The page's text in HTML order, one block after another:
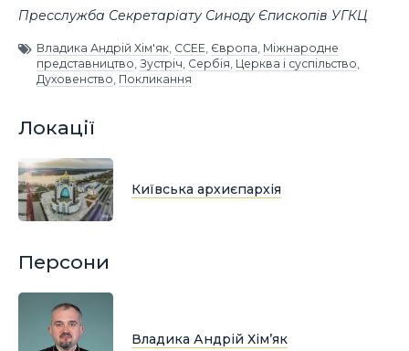
Пресслужба Секретаріату Синоду Єпископів УГКЦ
Владика Андрій Хім'як, CCEE, Європа, Міжнародне
представництво, Зустріч, Сербія, Церква і суспільство,
Духовенство, Покликання
Локації
Київська архиєпархія
Персони
Владика Андрій Хім’як